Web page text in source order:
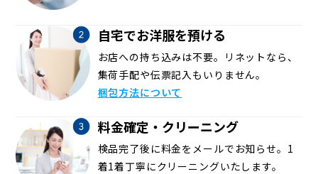
自宅でお洋服を預ける
お店への持ち込みは不要。リネットなら、
集荷手配や伝票記入もいりません。
梱包方法について
料金確定・クリーニング
検品完了後に料金をメールでお知らせ。1
着1着丁寧にクリーニングいたします。